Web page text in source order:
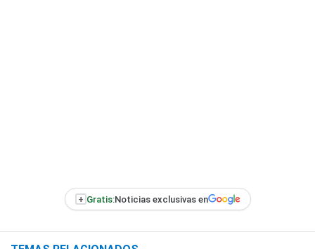
+ Gratis:Noticias exclusivas en